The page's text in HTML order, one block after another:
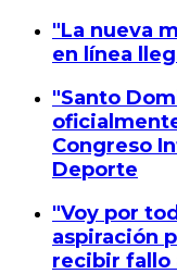
"La nueva
en línea
"Santo
Congreso
Deporte
"Voy por
aspiración
recibir fallo